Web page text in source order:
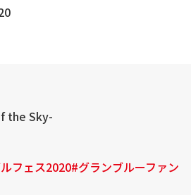
the Sky-
フェス2020#グランブルーファン